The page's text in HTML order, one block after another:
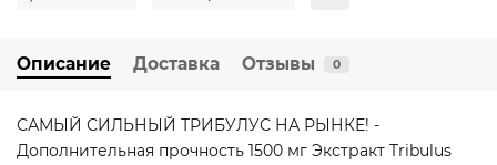
Описание Доставка Отзывы 0
САМЫЙ СИЛЬНЫЙ ТРИБУЛУС НА РЫНКЕ! -
Дополнительная прочность 1500 мг Экстракт Tribulus